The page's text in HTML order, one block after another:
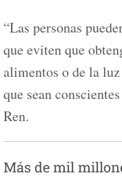
“Las personas
que eviten que
alimentos o de la
que sean
Ren.
Más de mil